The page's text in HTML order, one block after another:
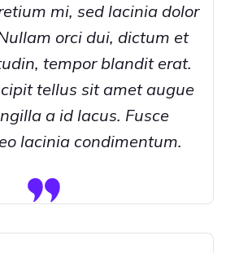
mi, sed lacinia dolor
orci dui, dictum et
tempor blandit erat.
tellus sit amet augue
a id lacus. Fusce
lacinia condimentum.